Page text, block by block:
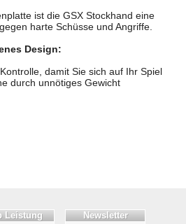
ist die GSX Stockhand eine
harte Schüsse und Angriffe.
Design:
damit Sie sich auf Ihr Spiel
durch unnötiges Gewicht
Leistung Newsletter